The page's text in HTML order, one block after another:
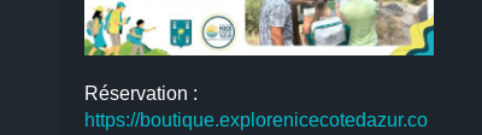
Réservation :
https://boutique.explorenicecotedazur.co